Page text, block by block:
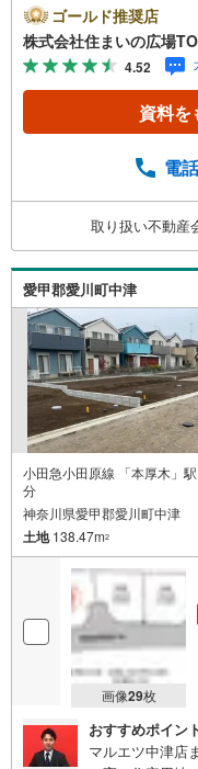
の建設も許可さ
環境の整ってい
中無休/9:00～
するため、お早
る」ボタンよ
他、各種ご相
らお客様へ経
場もございます
ゴールド推奨店
株式会社住まいの広場
4.52
資料を
電
取り扱い不動産
愛甲郡愛川町中津
小田急小田原線 「本厚木」
分
神奈川県愛甲郡愛川町中津
土地138.47m2
画像29枚
おすすめポイン
マルエツ中津店